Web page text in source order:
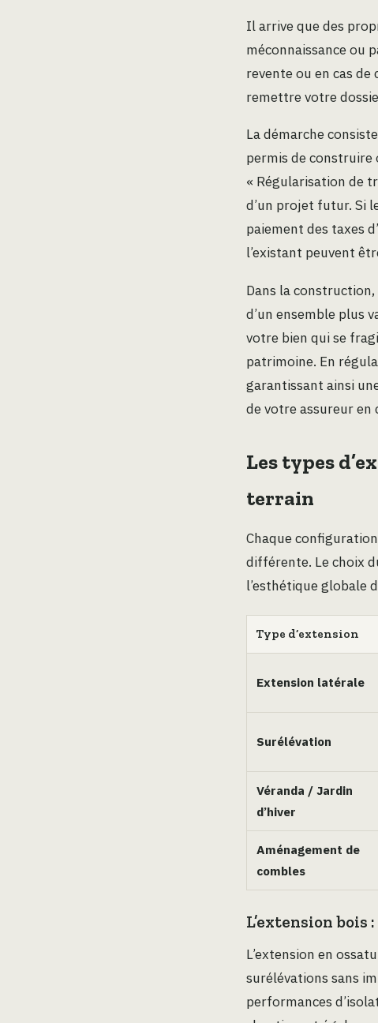
Il arrive que des
méconnaissance ou
revente ou en cas
remettre votre
La démarche
permis de construire
« Régularisation de
d’un projet futur. Si
paiement des taxes
l’existant peuvent
Dans la
d’un ensemble plus
votre bien qui se
patrimoine. En
garantissant ainsi
de votre assureur en
Les types
terrain
Chaque
différente. Le choix
l’esthétique globale
Type d’extension
Extension latérale
Surélévation
Véranda / Jardin
d’hiver
Aménagement de
combles
L’extension bois
L’extension en
surélévations sans
performances